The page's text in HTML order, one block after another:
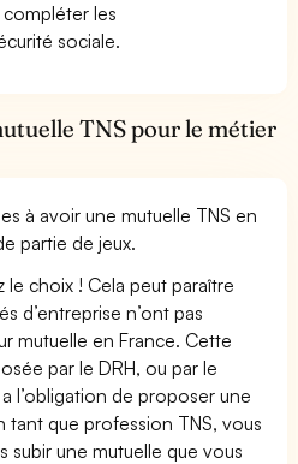
les
sociale.
TNS pour le métier
à avoir une mutuelle TNS en
partie de jeux.
choix ! Cela peut paraître
d’entreprise n’ont pas
mutuelle en France. Cette
par le DRH, ou par le
l’obligation de proposer une
tant que profession TNS, vous
subir une mutuelle que vous